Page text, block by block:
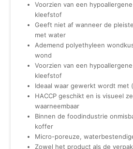
Voorzien van een
kleefstof
Geeft niet af wanneer de
met water
Ademend polyethyleen
wond
Voorzien van een
kleefstof
Ideaal waar gewerkt wordt met
HACCP geschikt en is visueel
waarneembaar
Binnen de foodindustrie
koffer
Micro-poreuze,
Zowel het product als de